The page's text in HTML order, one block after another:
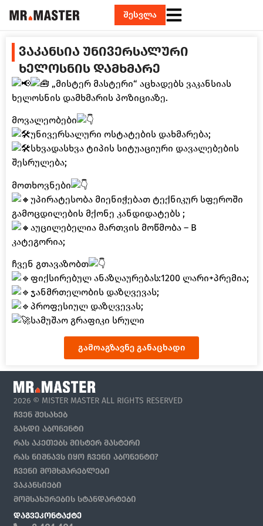
შესვლა
ᲕᲐᲙᲐᲜᲡᲘᲐ ᲣᲜᲘᲕᲔᲠᲡᲐᲚᲣᲠᲘ
ᲮᲔᲚᲝᲡᲜᲘᲡ ᲓᲐᲛᲮᲛᲐᲠᲔ
„მისტერ მასტერი“ აცხადებს ვაკანსიას
ხელოსნის დამხმარის პოზიციაზე.
მოვალეობები
უნივერსალური ოსტატების დახმარება;
სხვადასხვა ტიპის სიტუაციური დავალებების
შესრულება;
მოთხოვნები
უპირატესობა მიენიჭებათ ტექნიკურ სფეროში
გამოცდილების მქონე კანდიდატებს ;
აუცილებელია მართვის მოწმობა – B
კატეგორია;
ჩვენ გთავაზობთ
ფიქსირებულ ანაზღაურებას:1200 ლარი+პრემია;
ჯანმრთელობის დაზღვევას;
პროფესიულ დაზღვევას;
სამუშაო გრაფიკი სრული
გამოაგზავნე განაცხადი
2026 © MISTER MASTER ALL RIGHTS RESERVED
ᲩᲕᲔᲜ ᲨᲔᲡᲐᲮᲔᲑ
ᲒᲐᲮᲓᲘ ᲐᲑᲝᲜᲔᲜᲢᲘ
ᲠᲐᲡ ᲐᲙᲔᲗᲔᲑᲡ ᲛᲘᲡᲢᲔᲠ ᲛᲐᲡᲢᲔᲠᲘ
ᲠᲐᲡ ᲜᲘᲨᲜᲐᲕᲡ ᲘᲧᲝ ᲩᲕᲔᲜᲘ ᲐᲑᲝᲜᲔᲜᲢᲘ?
ᲩᲕᲔᲜᲘ ᲛᲝᲛᲮᲛᲐᲠᲔᲑᲚᲔᲑᲘ
ᲕᲐᲙᲐᲜᲡᲘᲔᲑᲘ
ᲛᲝᲛᲡᲐᲮᲣᲠᲔᲑᲘᲡ ᲡᲢᲐᲜᲓᲐᲠᲢᲔᲑᲘ
ᲓᲐᲒᲕᲔᲙᲝᲜᲢᲐᲥᲢᲔ